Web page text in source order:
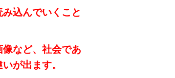
込んでいくこと
など、社会であ
が出ます。